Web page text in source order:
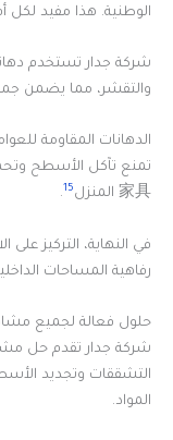
الوطنية. هذا مفيد لكل
شركة جدار تستخدم
والتقشر، مما يضمن
الدهانات المقاومة
تمنع تآكل الأسطح
家具 المنزل
15
.
في النهاية، التركيز على
رفاهية المساحات
حلول فعالة لجميع
شركة جدار تقدم حل
التشققات وتجديد
المواد.